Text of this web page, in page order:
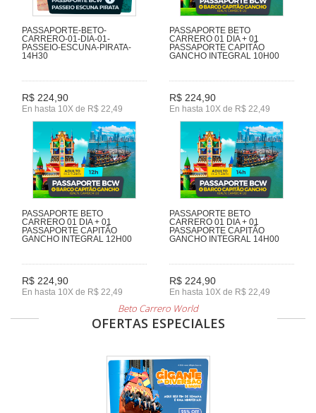
PASSAPORTE-BETO-
CARRERO-01-DIA-01-
PASSEIO-ESCUNA-PIRATA-
14H30
R$ 224,90
En hasta 10X de R$ 22,49
PASSAPORTE BETO
CARRERO 01 DIA + 01
PASSAPORTE CAPITÃO
GANCHO INTEGRAL 10H00
R$ 224,90
En hasta 10X de R$ 22,49
PASSAPORTE BETO
CARRERO 01 DIA + 01
PASSAPORTE CAPITÃO
GANCHO INTEGRAL 12H00
R$ 224,90
En hasta 10X de R$ 22,49
PASSAPORTE BETO
CARRERO 01 DIA + 01
PASSAPORTE CAPITÃO
GANCHO INTEGRAL 14H00
R$ 224,90
En hasta 10X de R$ 22,49
Beto Carrero World
OFERTAS ESPECIALES